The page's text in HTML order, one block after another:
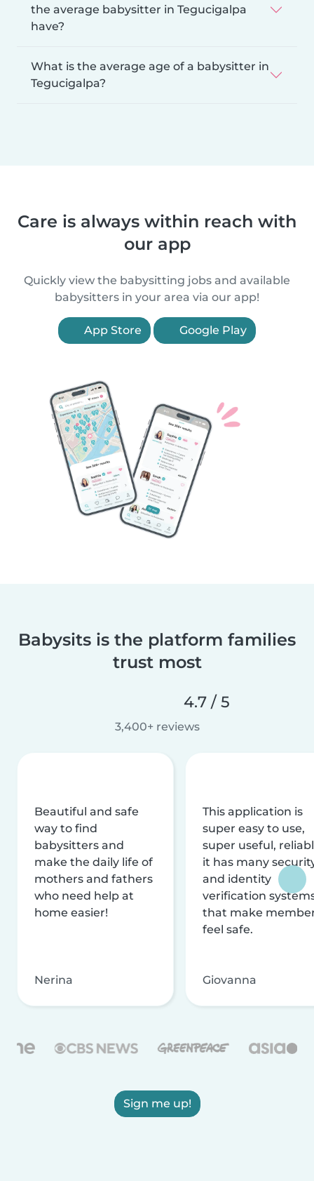
the average babysitter in Tegucigalpa
have?
What is the average age of a babysitter in
Tegucigalpa?
Care is always within reach with
our app
Quickly view the babysitting jobs and available
babysitters in your area via our app!
App Store Google Play
Babysits is the platform families
trust most
4.7 / 5
3,400+ reviews
Beautiful and safe
way to find
babysitters and
make the daily life of
mothers and fathers
who need help at
home easier!
Nerina
This application is
super easy to use,
super useful,
it has many
and identity
verification
that make
feel safe.
Giovanna
Sign me up!